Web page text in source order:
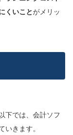
くいことがメリッ
下では、会計ソフ
いきます。